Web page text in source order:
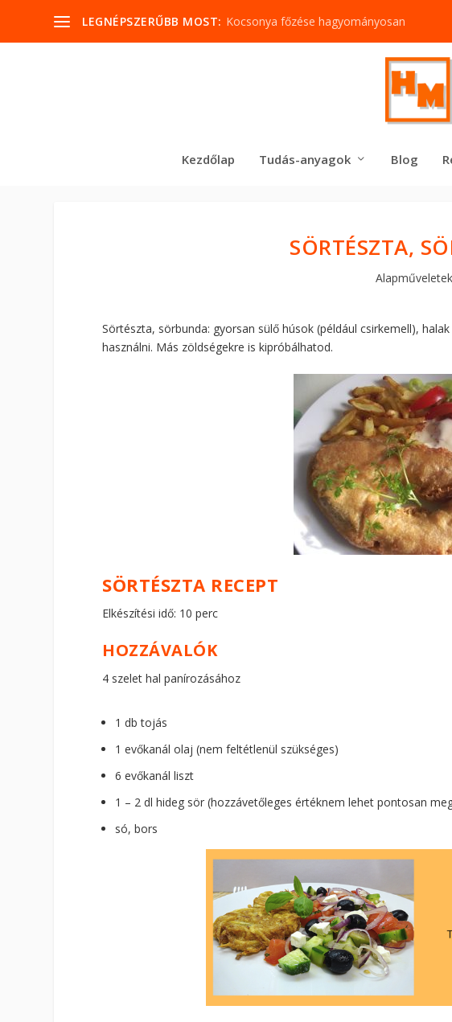
LEGNÉPSZERŰBB MOST: Kocsonya főzése hagyományosan
Kezdőlap Tudás-anyagok Blog
SÖRTÉSZTA,
Alapműveletek
Sörtészta, sörbunda: gyorsan sülő húsok (például csirkemell),
használni. Más zöldségekre is kipróbálhatod.
SÖRTÉSZTA RECEPT
Elkészítési idő: 10 perc
HOZZÁVALÓK
4 szelet hal panírozásához
1 db tojás
1 evőkanál olaj (nem feltétlenül szükséges)
6 evőkanál liszt
1 – 2 dl hideg sör (hozzávetőleges értéknem lehet pontosan
só, bors